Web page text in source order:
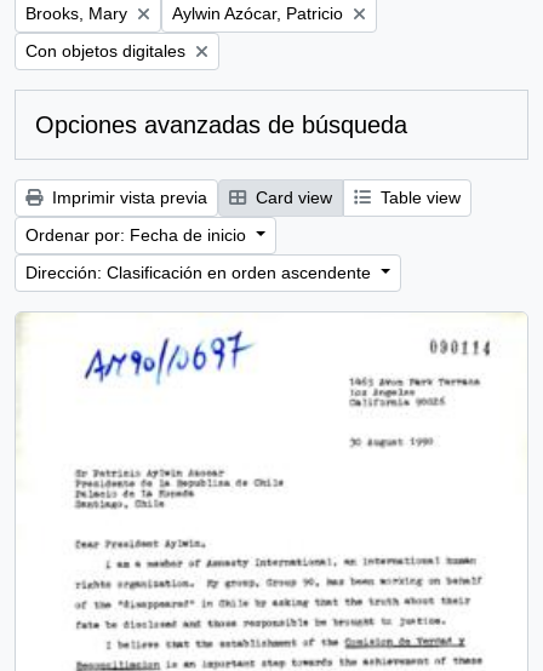
Remove filter:
Brooks, Mary Remove filter:
Aylwin Azócar, Patricio
Remove filter:
Con objetos digitales
Opciones avanzadas de búsqueda
Imprimir vista previa Card view
Table view
Ordenar por: Fecha de inicio
Dirección: Clasificación en orden ascendente